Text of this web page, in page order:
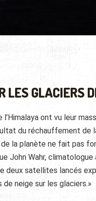
LES GLACIERS
ont vu leur
du réchauffement de
la planète ne fait pas
John Wahr,
deux satellites lancés
neige sur les glaciers.»